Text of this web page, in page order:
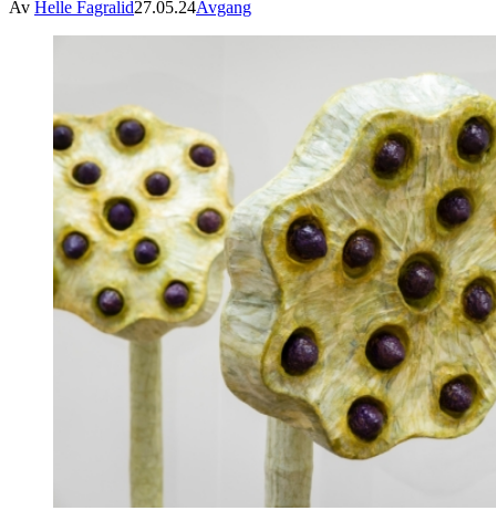
Av Helle Fagralid27.05.24Avgang